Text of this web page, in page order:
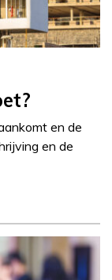
en de
en de